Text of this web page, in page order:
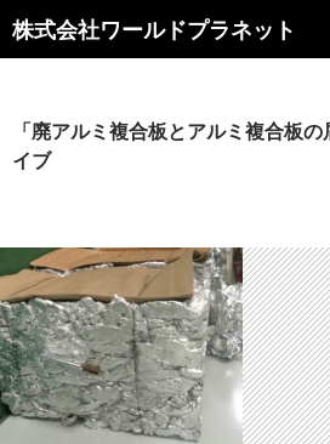
株式会社ワールドプラネット
検
索
ン
ツ
へ
ッ
プ
「廃アルミ複合板とアルミ複合板
イブ